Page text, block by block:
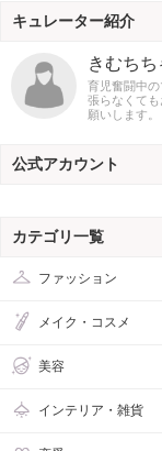
キュレーター紹介
きむちち
育児奮闘中
張らなくて
願いします。
公式アカウント
カテゴリ一覧
ファッション
メイク・コスメ
美容
インテリア・雑貨